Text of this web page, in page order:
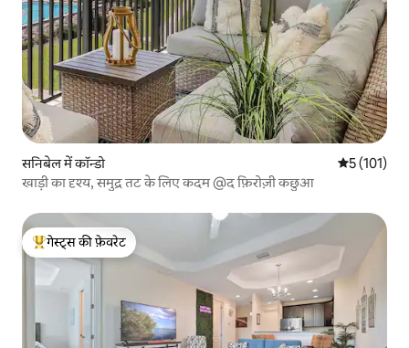
सनिबेल में कॉन्डो औसत रेटिंग 5
5 (101)
खाड़ी का दृश्य, समुद्र तट के लिए कदम @द फ़िरोज़ी कछुआ
गेस्ट्स का टॉप फ़ेवरेट
गेस्ट्स की फ़ेवरेट